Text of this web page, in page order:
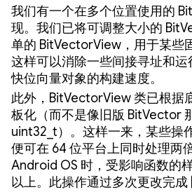
我们有一个在多个位置使用的
现。我们已将可调整大小的
单的 BitVectorView，用于某些
这样可以消除一些间接寻址和
快位向量对象的构建速度。
此外，BitVectorView 类已根据
板化（而不是像旧版 BitVector
uint32_t）。这样一来，某些操
便可在 64 位平台上同时处理两
Android OS 时，受影响函数的
以上。此操作通过多次更改完成